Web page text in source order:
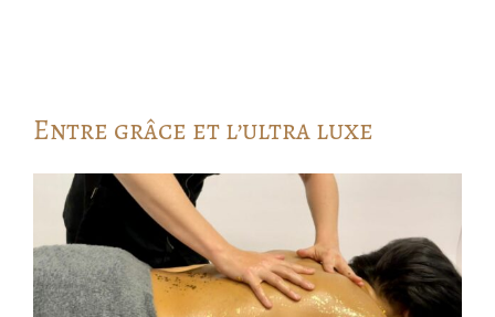
Entre grâce et l’ultra luxe